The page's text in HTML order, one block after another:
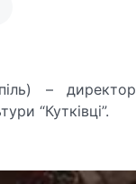
– директор
“Кутківці”.